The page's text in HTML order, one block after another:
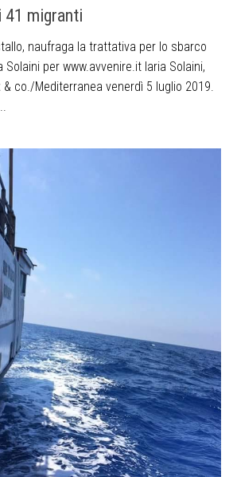
41 migranti
naufraga la trattativa per lo sbarco
Solaini per www.avvenire.it laria Solaini,
co./Mediterranea venerdì 5 luglio 2019.